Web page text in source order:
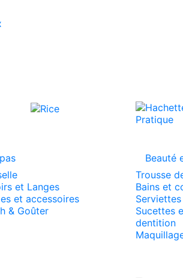
et Langes
et accessoires
& Goûter
Beauté
Trousse
Bains et
Sucettes
dentition